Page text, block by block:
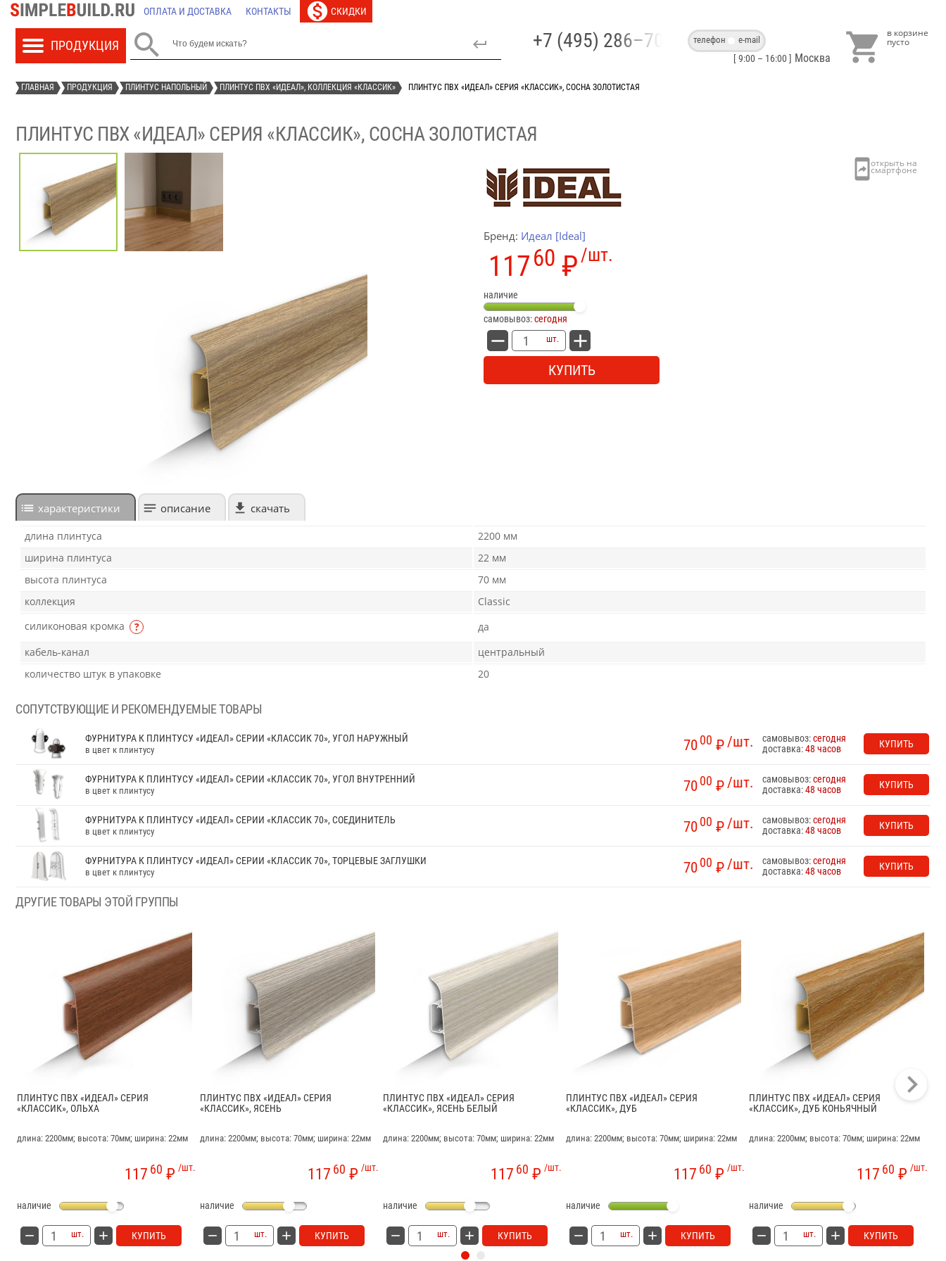
ОПЛАТА И ДОСТАВКА КОНТАКТЫ СКИДКИ
 +7 (495) 286–70–40телефон e-mail
[ 9:00 – 16:00 ] Москва 
ГЛАВНАЯ ПРОДУКЦИЯ ПЛИНТУС НАПОЛЬНЫЙ ПЛИНТУС ПВХ «ИДЕАЛ», КОЛЛЕКЦИЯ «КЛАССИК» ПЛИНТУС ПВХ «ИДЕАЛ» СЕРИЯ «КЛАССИК», СОСНА ЗОЛОТИСТАЯ
ПЛИНТУС ПВХ «ИДЕАЛ» СЕРИЯ «КЛАССИК», СОСНА ЗОЛОТИСТАЯ
Бренд: Идеал [Ideal]
/шт.
11760 ₽
наличие
самовывоз:сегодня
шт.
КУПИТЬ
характеристики описание скачать
длина плинтуса
2200 мм
ширина плинтуса
22 мм
высота плинтуса
70 мм
коллекция
Classic
силиконовая кромка
?
да
кабель-канал
центральный
количество штук в упаковке
20
СОПУТСТВУЮЩИЕ И РЕКОМЕНДУЕМЫЕ ТОВАРЫ
ФУРНИТУРА К ПЛИНТУСУ «ИДЕАЛ» СЕРИИ «КЛАССИК 70», УГОЛ НАРУЖНЫЙ
в цвет к плинтусу /шт.
70 00 ₽ самовывоз:сегодня
доставка:48 часов КУПИТЬ
ФУРНИТУРА К ПЛИНТУСУ «ИДЕАЛ» СЕРИИ «КЛАССИК 70», УГОЛ ВНУТРЕННИЙ
в цвет к плинтусу /шт.
70 00 ₽ самовывоз:сегодня
доставка:48 часов КУПИТЬ
ФУРНИТУРА К ПЛИНТУСУ «ИДЕАЛ» СЕРИИ «КЛАССИК 70», СОЕДИНИТЕЛЬ
в цвет к плинтусу /шт.
70 00 ₽ самовывоз:сегодня
доставка:48 часов КУПИТЬ
ФУРНИТУРА К ПЛИНТУСУ «ИДЕАЛ» СЕРИИ «КЛАССИК 70», ТОРЦЕВЫЕ ЗАГЛУШКИ
в цвет к плинтусу /шт.
70 00 ₽ самовывоз:сегодня
доставка:48 часов КУПИТЬ
ДРУГИЕ ТОВАРЫ ЭТОЙ ГРУППЫ
ПЛИНТУС ПВХ «ИДЕАЛ» СЕРИЯ
«КЛАССИК», ОЛЬХА
длина: 2200мм; высота: 70мм; ширина: 22мм
/шт.
117 60 ₽
наличие
шт. КУПИТЬ
ПЛИНТУС ПВХ «ИДЕАЛ» СЕРИЯ
«КЛАССИК», ЯСЕНЬ
длина: 2200мм; высота: 70мм; ширина: 22мм
/шт.
117 60 ₽
наличие
шт. КУПИТЬ
ПЛИНТУС ПВХ «ИДЕАЛ» СЕРИЯ
«КЛАССИК», ЯСЕНЬ БЕЛЫЙ
длина: 2200мм; высота: 70мм; ширина: 22мм
/шт.
117 60 ₽
наличие
шт. КУПИТЬ
ПЛИНТУС ПВХ «ИДЕАЛ» СЕРИЯ
«КЛАССИК», ДУБ
длина: 2200мм; высота: 70мм; ширина: 22мм
/шт.
117 60 ₽
наличие
шт. КУПИТЬ
ПЛИНТУС ПВХ «ИДЕАЛ» СЕРИЯ
«КЛАССИК», ДУБ КОНЬЯЧНЫЙ
длина: 2200мм; высота: 70мм; ширина: 22мм
/шт.
117 60 ₽
наличие
шт. КУПИТЬ